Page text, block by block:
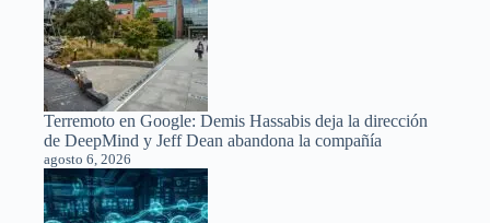
Terremoto en Google: Demis Hassabis deja la dirección
de DeepMind y Jeff Dean abandona la compañía
agosto 6, 2026